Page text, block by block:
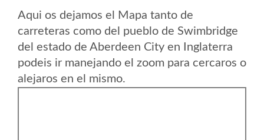
Aqui os dejamos el Mapa tanto de
carreteras como del pueblo de Swimbridge
del estado de Aberdeen City en Inglaterra
podeis ir manejando el zoom para cercaros o
alejaros en el mismo.